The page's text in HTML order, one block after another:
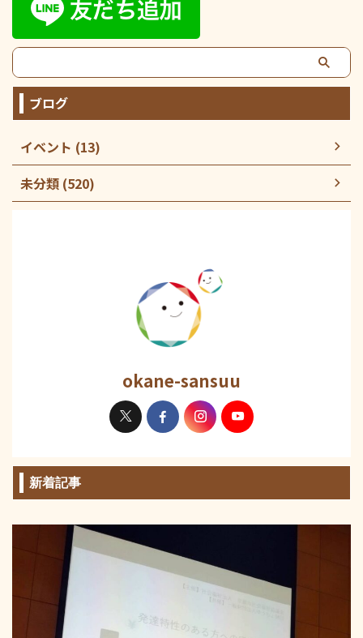
ブログ
イベント (13)
未分類 (520)
okane-sansuu
新着記事